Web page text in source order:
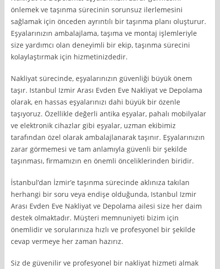
önlemek ve taşınma sürecinin sorunsuz ilerlemesini
sağlamak için önceden ayrıntılı bir taşınma planı oluşturur.
Eşyalarınızın ambalajlama, taşıma ve montaj işlemleriyle
size yardımcı olan deneyimli bir ekip, taşınma sürecini
kolaylaştırmak için hizmetinizdedir.
Nakliyat sürecinde, eşyalarınızın güvenliği büyük önem
taşır. Istanbul Izmir Arası Evden Eve Nakliyat ve Depolama
olarak, en hassas eşyalarınızı dahi büyük bir özenle
taşıyoruz. Özellikle değerli antika eşyalar, pahalı mobilyalar
ve elektronik cihazlar gibi eşyalar, uzman ekibimiz
tarafından özel olarak ambalajlanarak taşınır. Eşyalarınızın
zarar görmemesi ve tam anlamıyla güvenli bir şekilde
taşınması, firmamızın en önemli önceliklerinden biridir.
İstanbul’dan İzmir’e taşınma sürecinde aklınıza takılan
herhangi bir soru veya endişe olduğunda, Istanbul Izmir
Arası Evden Eve Nakliyat ve Depolama ailesi size her daim
destek olmaktadır. Müşteri memnuniyeti bizim için
önemlidir ve sorularınıza hızlı ve profesyonel bir şekilde
cevap vermeye her zaman hazırız.
Siz de güvenilir ve profesyonel bir nakliyat hizmeti almak